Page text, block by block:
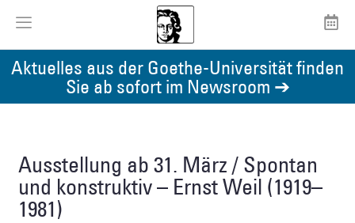
Aktuelles aus der Goethe-Universität finden
Sie ab sofort im Newsroom ➔
Ausstellung ab 31. März / Spontan
und konstruktiv – Ernst Weil (1919–
1981)